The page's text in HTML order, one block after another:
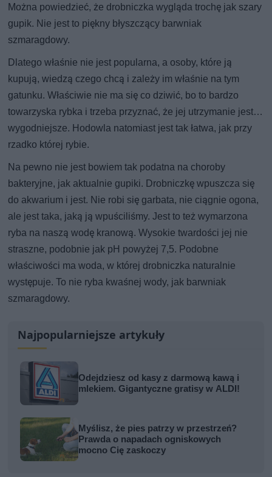
Można powiedzieć, że drobniczka wygląda trochę jak szary
gupik. Nie jest to piękny błyszczący barwniak
szmaragdowy.
Dlatego właśnie nie jest popularna, a osoby, które ją
kupują, wiedzą czego chcą i zależy im właśnie na tym
gatunku. Właściwie nie ma się co dziwić, bo to bardzo
towarzyska rybka i trzeba przyznać, że jej utrzymanie jest…
wygodniejsze. Hodowla natomiast jest tak łatwa, jak przy
rzadko której rybie.
Na pewno nie jest bowiem tak podatna na choroby
bakteryjne, jak aktualnie gupiki. Drobniczkę wpuszcza się
do akwarium i jest. Nie robi się garbata, nie ciągnie ogona,
ale jest taka, jaką ją wpuściliśmy. Jest to też wymarzona
ryba na naszą wodę kranową. Wysokie twardości jej nie
straszne, podobnie jak pH powyżej 7,5. Podobne
właściwości ma woda, w której drobniczka naturalnie
występuje. To nie ryba kwaśnej wody, jak barwniak
szmaragdowy.
Najpopularniejsze artykuły
Odejdziesz od kasy z darmową kawą i
mlekiem. Gigantyczne gratisy w ALDI!
Myślisz, że pies patrzy w przestrzeń?
Prawda o napadach ogniskowych
mocno Cię zaskoczy